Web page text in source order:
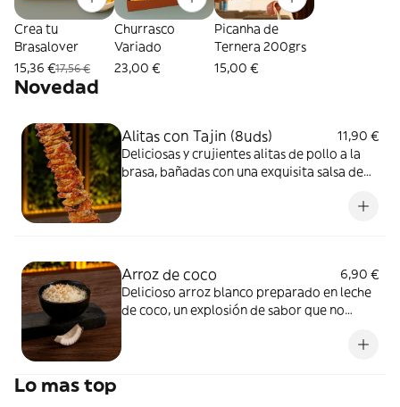
Crea tu
Brasalover
15,36 €17,56 €
Churrasco
Variado
23,00 €
Picanha de
Ternera 200grs
15,00 €
Novedad
Alitas con Tajin (8uds)
11,90 €
Deliciosas y crujientes alitas de pollo a la
brasa, bañadas con una exquisita salsa de
Arroz de coco
6,90 €
Delicioso arroz blanco preparado en leche
de coco, un explosión de sabor que no
primero en degustar lo mejor de los mejor
Lo mas top